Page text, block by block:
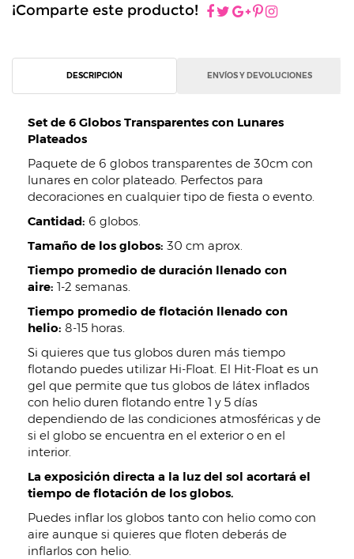
¡Comparte este producto!
DESCRIPCIÓN ENVÍOS Y DEVOLUCIONES
Set de 6 Globos Transparentes con Lunares
Plateados
Paquete de 6 globos transparentes de 30cm con
lunares en color plateado. Perfectos para
decoraciones en cualquier tipo de fiesta o evento.
Cantidad: 6 globos.
Tamaño de los globos: 30 cm aprox.
Tiempo promedio de duración llenado con
aire: 1-2 semanas.
Tiempo promedio de flotación llenado con
helio: 8-15 horas.
Si quieres que tus globos duren más tiempo
flotando puedes utilizar Hi-Float. El Hit-Float es un
gel que permite que tus globos de látex inflados
con helio duren flotando entre 1 y 5 días
dependiendo de las condiciones atmosféricas y de
si el globo se encuentra en el exterior o en el
interior.
La exposición directa a la luz del sol acortará el
tiempo de flotación de los globos.
Puedes inflar los globos tanto con helio como con
aire aunque si quieres que floten deberás de
inflarlos con helio.